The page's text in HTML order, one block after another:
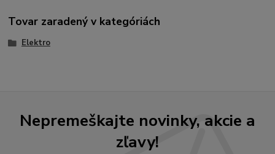
Tovar zaradený v kategóriách
Elektro
Nepremeškajte novinky, akcie a
zľavy!